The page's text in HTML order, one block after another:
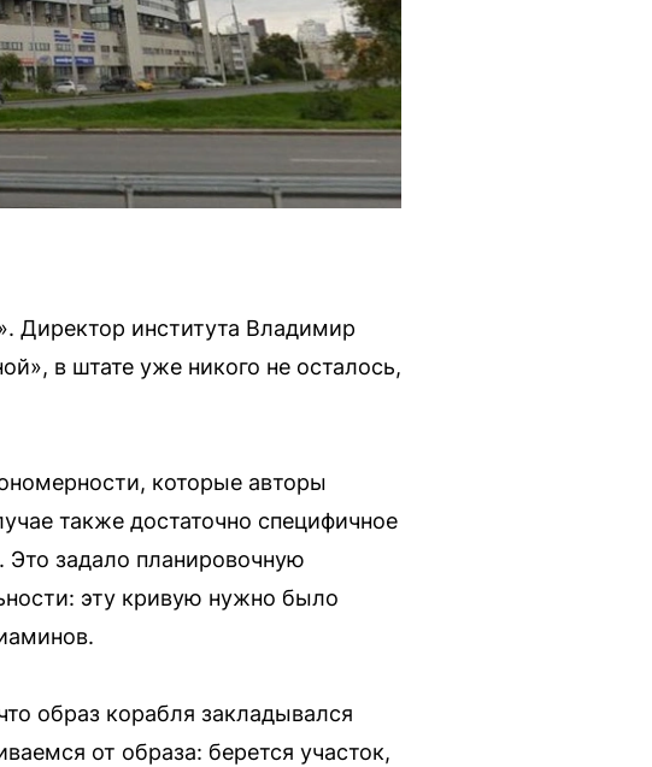
Директор института Владимир
в штате уже никого не осталось,
которые авторы
также достаточно специфичное
Это задало планировочную
эту кривую нужно было
образ корабля закладывался
от образа: берется участок,